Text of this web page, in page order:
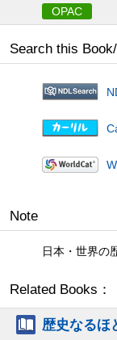
OPAC
Search this
Note
日本・世界の
Related Books
歴史なるほ